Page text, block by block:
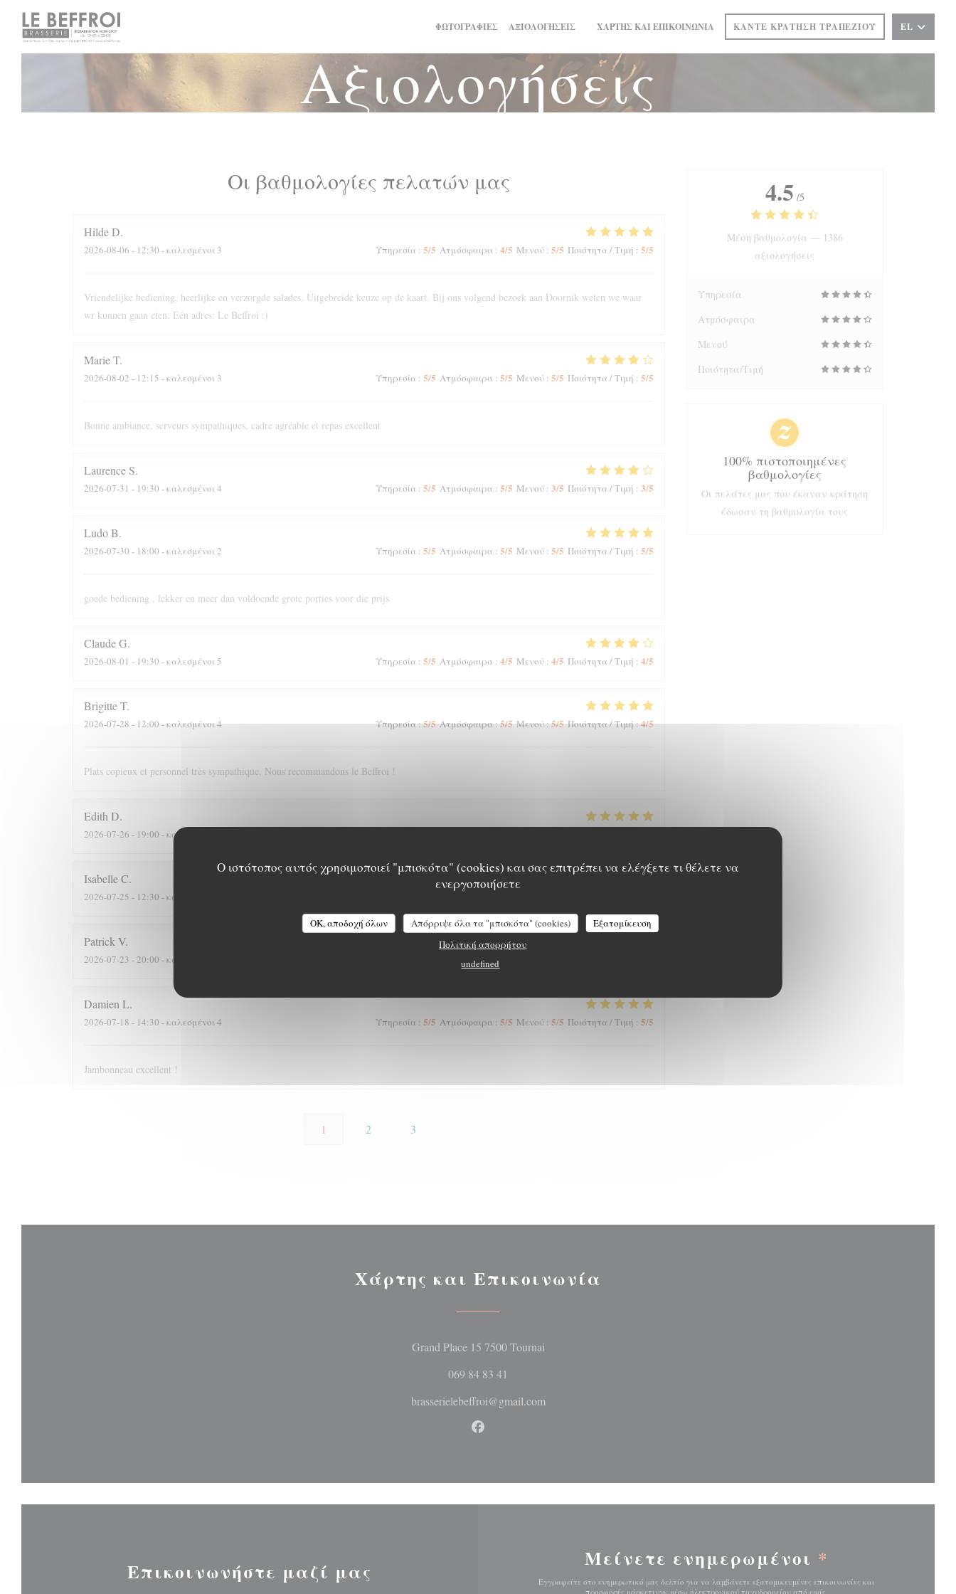
Πίνακας διαχείρισης "Μπισκότων" (Cookies)
Ο ιστότοπος αυτός χρησιμοποιεί "μπισκότα" (cookies) και σας επιτρέπει να ελέγξετε τι θέλετε να
ενεργοποιήσετε
OK, αποδοχή όλων Απόρριψε όλα τα "μπισκότα" (cookies)
Εξατομίκευση
Πολιτική απορρήτου
undefined
ΦΩΤΟΓΡΑΦΊΕΣ ΑΞΙΟΛΟΓΉΣΕΙΣ
((ΑΝΟΊΓΕΙ ΣΕ ΝΈΟ ΠΑΡΆΘΥΡΟ))
ΧΆΡΤΗΣ ΚΑΙ ΕΠΙΚΟΙΝΩΝΊΑ ΚΆΝΤΕ ΚΡΆΤΗΣΗ ΤΡΑΠΕΖΙΟΎ EL
Αξιολογήσεις
Οι βαθμολογίες πελατών μας
HildeD
2026-08-06 - 12:30 - καλεσμένοι 3 Υπηρεσία : 5/5 Ατμόσφαιρα : 4/5 Μενού: 5/5 Ποιότητα / Τιμή : 5/5
Vriendelijke bediening, heerlijke en verzorgde salades. Uitgebreide keuze op de kaart. Bij ons volgend bezoek aan Doornik weten we waar
wr kunnen gaan eten. Eén adres: Le Beffroi :)
MarieT
2026-08-02 - 12:15 - καλεσμένοι 3 Υπηρεσία : 5/5 Ατμόσφαιρα : 5/5 Μενού: 5/5 Ποιότητα / Τιμή : 5/5
Bonne ambiance, serveurs sympathiques, cadre agréable et repas excellent
Laurence S
2026-07-31 - 19:30 - καλεσμένοι 4 Υπηρεσία : 5/5 Ατμόσφαιρα : 5/5 Μενού: 3/5 Ποιότητα / Τιμή : 3/5
LudoB
2026-07-30 - 18:00 - καλεσμένοι 2 Υπηρεσία : 5/5 Ατμόσφαιρα : 5/5 Μενού: 5/5 Ποιότητα / Τιμή : 5/5
goede bediening , lekker en meer dan voldoende grote porties voor die prijs
ClaudeG
2026-08-01 - 19:30 - καλεσμένοι 5 Υπηρεσία : 5/5 Ατμόσφαιρα : 4/5 Μενού: 4/5 Ποιότητα / Τιμή : 4/5
BrigitteT
2026-07-28 - 12:00 - καλεσμένοι 4 Υπηρεσία:5/5 Ατμόσφαιρα:5/5 Μενού:5/5 Ποιότητα / Τιμή:4/5
Plats copieux et personnel très sympathique. Nous recommandons le Beffroi !
Edith D
2026-07-26 - 19:00 - καλεσμένοι 8
IsabelleC
2026-07-25 - 12:30 - καλεσμένοι 7
Patrick V
2026-07-23 - 20:00 - καλεσμένοι 2 Ατμόσφαιρα :
Damien L
2026-07-18 - 14:30 - καλεσμένοι 4 Υπηρεσία : 5/5 Ατμόσφαιρα : 5/5 Μενού: 5/5 Ποιότητα / Τιμή : 5/5
Jambonneau excellent !
1 2 3
4.5 /5
Μέση βαθμολογία — 1386
αξιολογήσεις
Υπηρεσία
Ατμόσφαιρα
Μενού
Ποιότητα/Τιμή
100% πιστοποιημένες
βαθμολογίες
Οι πελάτες μας που έκαναν κράτηση
έδωσαν τη βαθμολογία τους
Χάρτης και Επικοινωνία
Grand Place 15 7500 Tournai((ανοίγει σε νέο παράθυρο))
069 84 83 41
brasserielebeffroi@gmail.com
Facebook ((ανοίγει σε νέο παράθυρο))
Επικοινωνήστε μαζί μας
Μείνετε ενημερωμένοι *
Εγγραφείτε στο ενημερωτικό μας δελτίο για να λαμβάνετε εξατομικευμένες επικοινωνίες και
προσφορές μάρκετινγκ μέσω ηλεκτρονικού ταχυδρομείου από εμάς.